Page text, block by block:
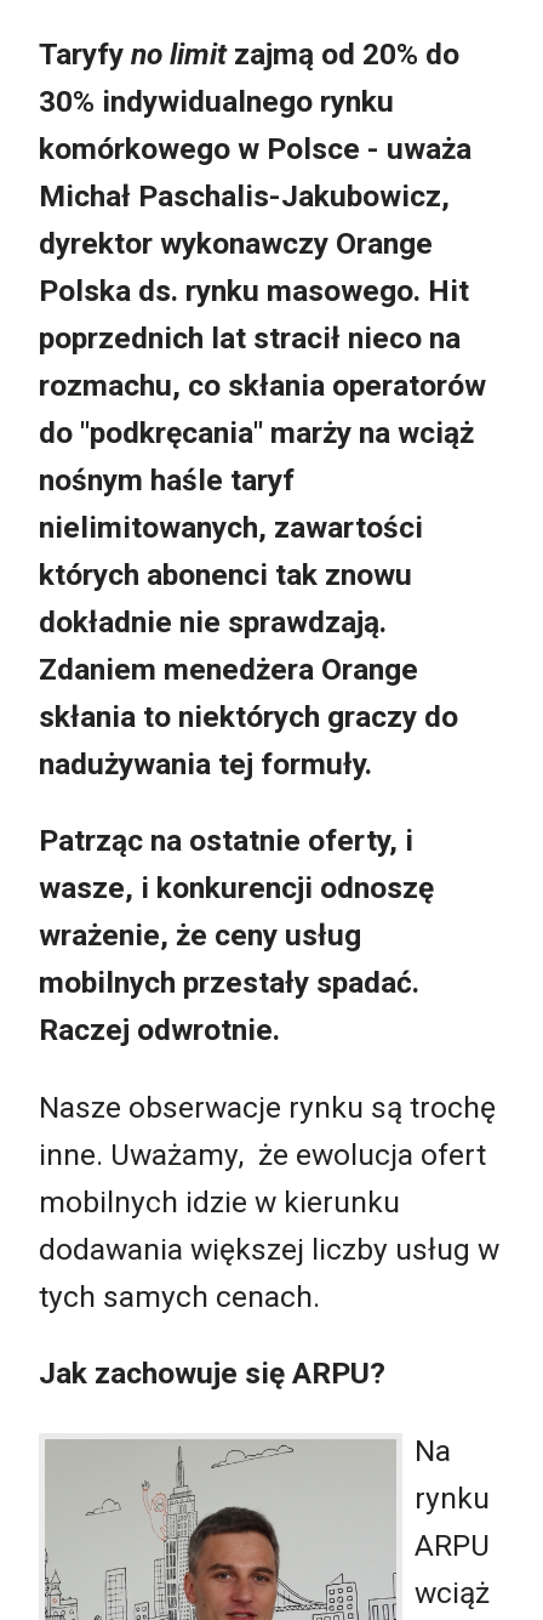
Taryfy no limitzajmą od 20% do
30% indywidualnego rynku
komórkowego w Polsce - uważa
Michał Paschalis-Jakubowicz,
dyrektor wykonawczy Orange
Polska ds. rynku masowego. Hit
poprzednich lat stracił nieco na
rozmachu, co skłania operatorów
do "podkręcania" marży na wciąż
nośnym haśle taryf
nielimitowanych, zawartości
których abonenci tak znowu
dokładnie nie sprawdzają.
Zdaniem menedżera Orange
skłania to niektórych graczy do
nadużywania tej formuły.
Patrząc na ostatnie oferty, i
wasze, i konkurencji odnoszę
wrażenie, że ceny usług
mobilnych przestały spadać.
Raczej odwrotnie.
Nasze obserwacje rynku są trochę
inne. Uważamy, że ewolucja ofert
mobilnych idzie w kierunku
dodawania większej liczby usług w
tych samych cenach.
Jak zachowuje się ARPU?
Na
rynku
ARPU
wciąż